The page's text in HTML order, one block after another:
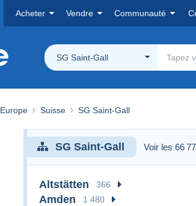
Acheter Vendre Communauté
SG Saint-Gall
Europe Suisse SG Saint-Gall
SG Saint-Gall Voir les 66
Altstätten 366
Amden 1 480